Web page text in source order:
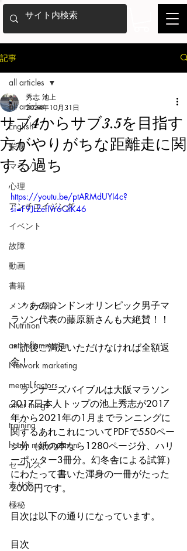
記事
all articles
English
栄養
マラソン
心理
アンチエイジング
イベント
故障
動画
書籍
メンバー紹介
Nutrition
anti-inflammation
Network marketing
mental factors
other things
training
health mamagement
セールス
走り方
極秘
all articles
サブ4からサブ3.5を目指す
方がやりがちな距離走に関
する過ち
秀志 池上
2024年10月31日
https://youtu.be/ptARMdUYI4c?
si=F9JLZefIVr6QlK46
＊あのロンドンオリンピック男子マ
ラソン代表の藤原新さんも大絶賛！！
＊読後ご満足いただけなければ全額返
金！
ランナーズバイブルは大阪マラソン
2017日本人トップの池上秀志が2017
年から2021年の1月までランニングに
関するあれこれについてPDFで550ペー
ジ分（紙の本なら1280ページ分、ハリ
ーポッター3冊分。幻冬舎による試算）
にわたって書いた渾身の一冊がたった
2000円です。
目次は以下の通りになっています。
目次